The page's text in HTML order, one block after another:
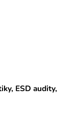
ESD audity,